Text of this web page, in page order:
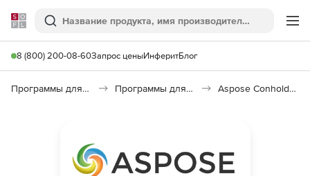
Softline
Поиск
8 (800) 200-08-60Запрос ценыИнферитБлог
Программы для программирования Программы для разработки ПО Aspose Conholdate.Total